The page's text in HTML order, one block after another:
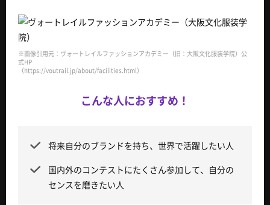
※画像引用元：ヴォートレイルファッションアカデミー（旧：大阪文化服装学院）公
式HP
（https://voutrail.jp/about/facilities.html）
こんな人におすすめ！
将来自分のブランドを持ち、世界で活躍したい人
国内外のコンテストにたくさん参加して、自分の
センスを磨きたい人